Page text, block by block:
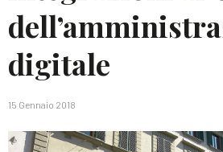
digitale
15 Gennaio 2018